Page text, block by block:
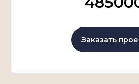
Заказать